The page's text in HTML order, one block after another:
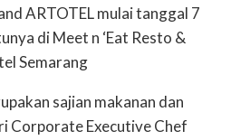
ARTOTEL mulai tanggal 7
di Meet n ‘Eat Resto &
Semarang
sajian makanan dan
Corporate Executive Chef